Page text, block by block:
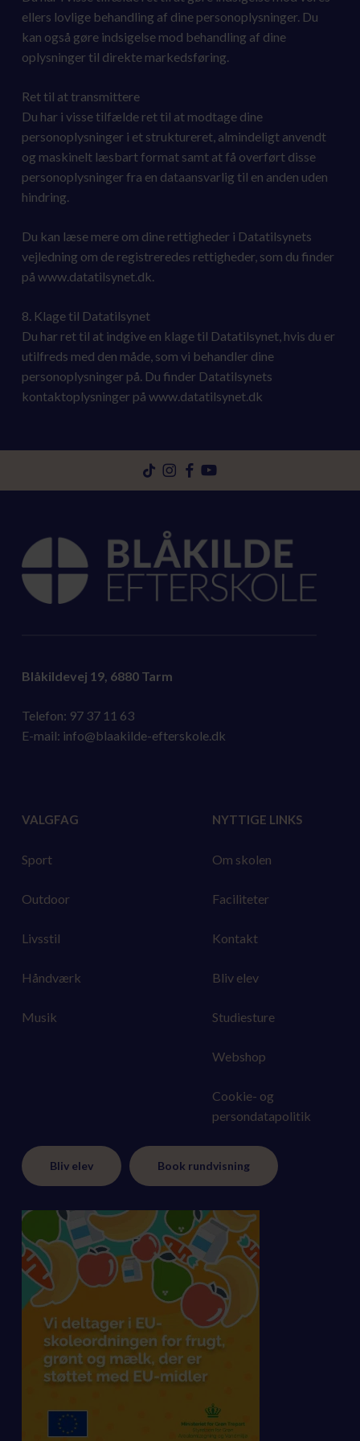
ellers lovlige behandling af dine personoplysninger. Du
kan også gøre indsigelse mod behandling af dine
oplysninger til direkte markedsføring.
Ret til at transmittere
Du har i visse tilfælde ret til at modtage dine
personoplysninger i et struktureret, almindeligt anvendt
og maskinelt læsbart format samt at få overført disse
personoplysninger fra en dataansvarlig til en anden uden
hindring.
Du kan læse mere om dine rettigheder i Datatilsynets
vejledning om de registreredes rettigheder, som du finder
på www.datatilsynet.dk.
8. Klage til Datatilsynet
Du har ret til at indgive en klage til Datatilsynet, hvis du er
utilfreds med den måde, som vi behandler dine
personoplysninger på. Du finder Datatilsynets
kontaktoplysninger på www.datatilsynet.dk
Gå
til
Gå
til
Gå
til
Gå
til
Blåkildevej 19, 6880 Tarm
Telefon: 97 37 11 63
E-mail: info@blaakilde-efterskole.dk
VALGFAG
Sport
Outdoor
Livsstil
Håndværk
Musik
NYTTIGE LINKS
Om skolen
Faciliteter
Kontakt
Bliv elev
Studiesture
Webshop
Cookie- og
persondatapolitik
Bliv elev Book rundvisning